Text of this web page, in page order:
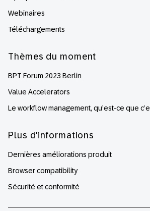
Webinaires
Téléchargements
Thèmes du moment
BPT Forum 2023 Berlin
Value Accelerators
Le workflow management, qu’est-ce que
Plus d'informations
Dernières améliorations produit
Browser compatibility
Sécurité et conformité